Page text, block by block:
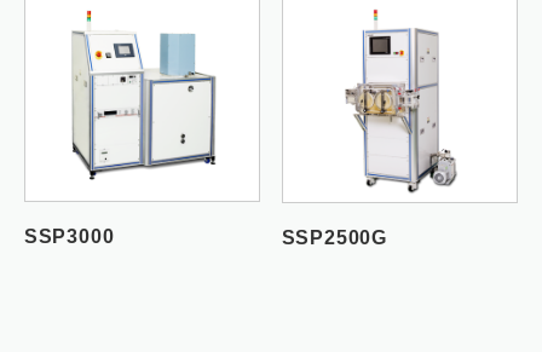
SSP3000 SSP2500G